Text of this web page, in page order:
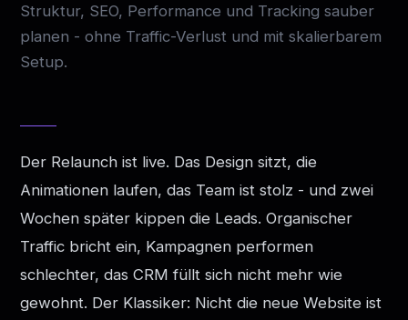
Struktur, SEO, Performance und Tracking sauber
planen - ohne Traffic-Verlust und mit skalierbarem
Setup.
Der Relaunch ist live. Das Design sitzt, die
Animationen laufen, das Team ist stolz - und zwei
Wochen später kippen die Leads. Organischer
Traffic bricht ein, Kampagnen performen
schlechter, das CRM füllt sich nicht mehr wie
gewohnt. Der Klassiker: Nicht die neue Website ist